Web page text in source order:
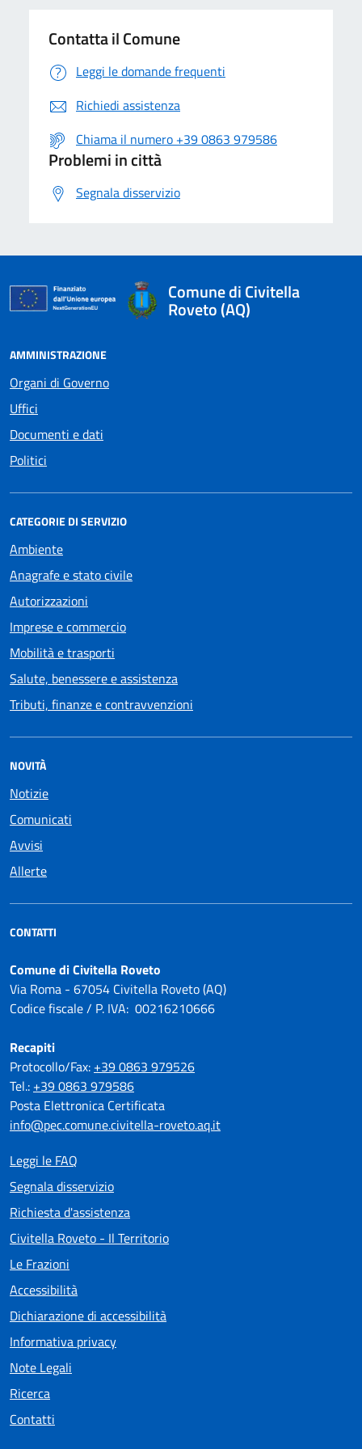
Contatta il Comune
Leggi le domande frequenti
Richiedi assistenza
Chiama il numero +39 0863 979586
Problemi in città
Segnala disservizio
Comune di Civitella
Roveto (AQ)
AMMINISTRAZIONE
Organi di Governo
Uffici
Documenti e dati
Politici
CATEGORIE DI SERVIZIO
Ambiente
Anagrafe e stato civile
Autorizzazioni
Imprese e commercio
Mobilità e trasporti
Salute, benessere e assistenza
Tributi, finanze e contravvenzioni
NOVITÀ
Notizie
Comunicati
Avvisi
Allerte
CONTATTI
Comune di Civitella Roveto
Via Roma - 67054 Civitella Roveto (AQ)
Codice fiscale / P. IVA: 00216210666
Recapiti
Protocollo/Fax: +39 0863 979526
Tel.: +39 0863 979586
Posta Elettronica Certificata
info@pec.comune.civitella-roveto.aq.it
Leggi le FAQ
Segnala disservizio
Richiesta d'assistenza
Civitella Roveto - Il Territorio
Le Frazioni
Accessibilità
Dichiarazione di accessibilità
Informativa privacy
Note Legali
Ricerca
Contatti